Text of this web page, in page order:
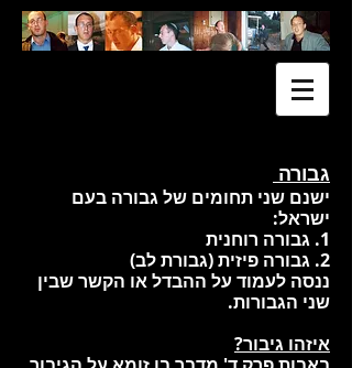
גבורה
ישנם שני תחומים של גבורה בעם
ישראל:
1. גבורה רוחנית
2. גבורה פיזית (גבורת לב)
ננסה לעמוד על ההבדל או הקשר שבין
שני הגבורות.
איזהו גיבור?